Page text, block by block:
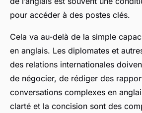
pour accéder à des postes clés.
Cela va au-delà de la simple
en anglais. Les diplomates et
des relations internationales
de négocier, de rédiger des
conversations complexes en
clarté et la concision sont des